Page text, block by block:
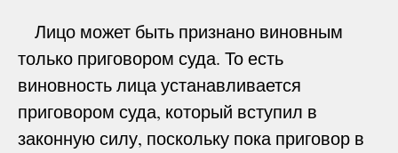
Лицо может быть признано виновным
только приговором суда. То есть
виновность лица устанавливается
приговором суда, который вступил в
законную силу, поскольку пока приговор в